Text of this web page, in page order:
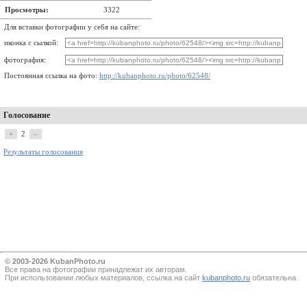
Просмотры: 3322
Для вставки фотографии у себя на сайте:
иконка с сылкой:
фотография:
Постоянная ссылка на фото: http://kubanphoto.ru/photo/62548/
Голосование
+ 2 –
Результаты голосования
© 2003-2026 KubanPhoto.ru
Все прaва на фотографии принадлежат их авторам.
При использовании любых материалов, ссылка на сайт kubanphoto.ru обязательна.